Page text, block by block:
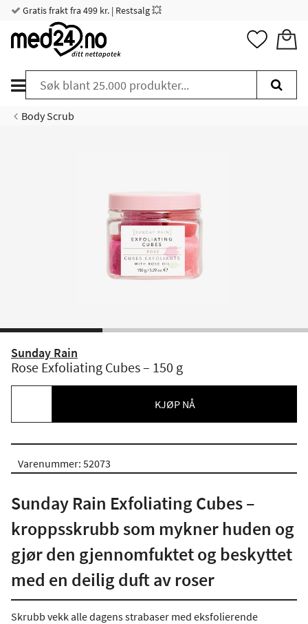
Gratis frakt fra 499 kr. | Restsalg 💥
Body Scrub
Sunday Rain
Rose Exfoliating Cubes – 150 g
KJØP NÅ
Varenummer: 52073
Sunday Rain Exfoliating Cubes –
kroppsskrubb som mykner huden og
gjør den gjennomfuktet og beskyttet
med en deilig duft av roser
Skrubb vekk alle dagens strabaser med eksfolierende